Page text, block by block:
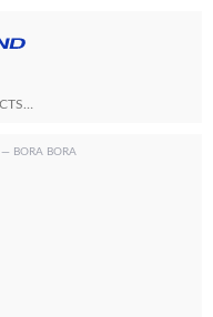
— BORA BORA